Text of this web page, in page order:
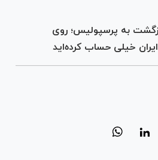
به پرسپولیس؛ روی
خیلی حساب کرده‌اید